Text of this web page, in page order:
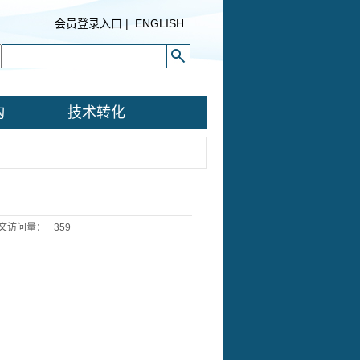
会员登录入口 | ENGLISH
技术转化
访问量： 359